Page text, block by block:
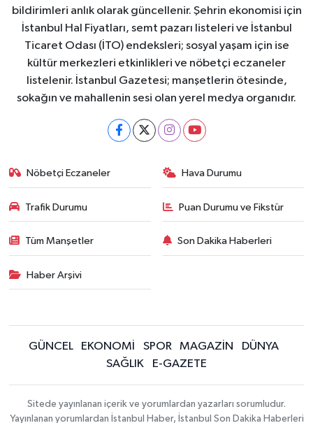
bildirimleri anlık olarak güncellenir. Şehrin ekonomisi için
İstanbul Hal Fiyatları, semt pazarı listeleri ve İstanbul
Ticaret Odası (İTO) endeksleri; sosyal yaşam için ise
kültür merkezleri etkinlikleri ve nöbetçi eczaneler
listelenir. İstanbul Gazetesi; manşetlerin ötesinde,
sokağın ve mahallenin sesi olan yerel medya organıdır.
Nöbetçi Eczaneler Hava Durumu
Trafik Durumu Puan Durumu ve Fikstür
Tüm Manşetler Son Dakika Haberleri
Haber Arşivi
GÜNCEL EKONOMİ SPOR MAGAZİN
DÜNYA
SAĞLIK
E-GAZETE
Sitede yayınlanan içerik ve yorumlardan yazarları sorumludur.
Yayınlanan yorumlardan İstanbul Haber, İstanbul Son Dakika Haberleri